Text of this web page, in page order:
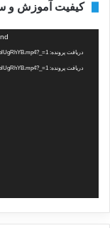
کیفیت آموزش و
ویدیودریافت پرونده: https://eduarticle.me/wp-content/uploads/2025/09/HIKJkeDKqVhtwUlxwzerPhblUgRhYB.mp4?_=1
دریافت پرونده: https://eduarticle.me/wp-content/uploads/2025/09/HIKJkeDKqVhtwUlxwzerPhblUgRhYB.mp4?_=1